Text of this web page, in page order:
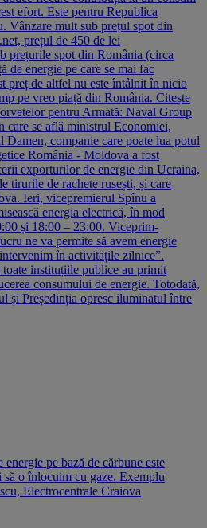
efort. Este pentru Republica
Vânzare mult sub prețul spot din
prețul de 450 de lei
prețurile spot din România (circa
de energie pe care se mai fac
preț de altfel nu este întâlnit în nicio
pe vreo piață din România. Citește
pentru Armată: Naval Group
care se află ministrul Economiei,
Damen, companie care poate lua potul
România - Moldova a fost
exporturilor de energie din Ucraina,
tirurile de rachete rusești, și care
Ieri, vicepremierul Spînu a
energia electrică, în mod
și 18:00 – 23:00. Viceprim-
ne va permite să avem energie
în activitățile zilnice”.
instituțiile publice au primit
consumului de energie. Totodată,
și Președinția opresc iluminatul între
pe bază de cărbune este
să o înlocuim cu gaze. Exemplu
Electrocentrale Craiova